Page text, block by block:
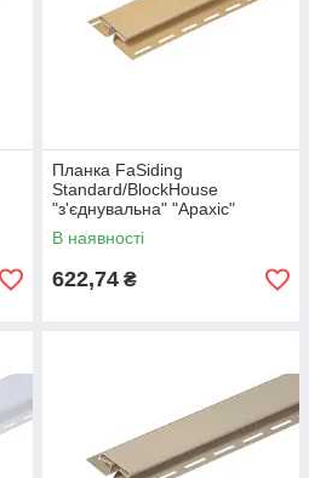
Планка FaSiding
Standard/BlockHouse
"з'єднувальна" "Арахіс"
В наявності
622,74 ₴